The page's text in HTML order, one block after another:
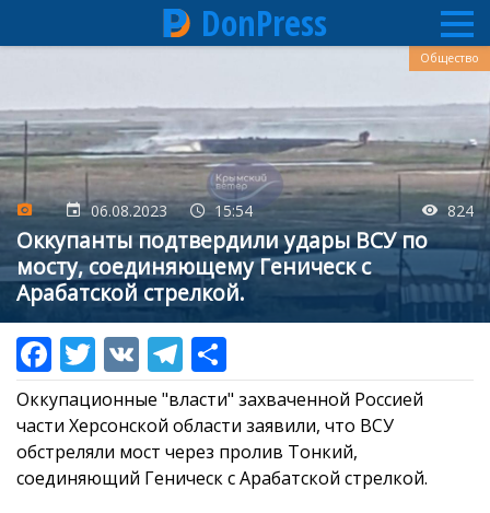
основному
содержанию
DonPress
06.08.2023 15:54 824
Оккупанты подтвердили удары ВСУ по
мосту, соединяющему Геническ с
Арабатской стрелкой.
Общество
Оккупационные "власти" захваченной Россией
части Херсонской области заявили, что ВСУ
обстреляли мост через пролив Тонкий,
соединяющий Геническ с Арабатской стрелкой.